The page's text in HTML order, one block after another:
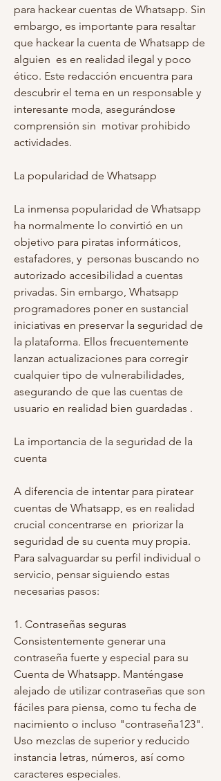
para hackear cuentas de Whatsapp. Sin
embargo, es importante para resaltar
que hackear la cuenta de Whatsapp de
alguien  es en realidad ilegal y poco
ético. Este redacción encuentra para
descubrir el tema en un responsable y
interesante moda, asegurándose
comprensión sin  motivar prohibido
actividades.
La popularidad de Whatsapp
La inmensa popularidad de Whatsapp
ha normalmente lo convirtió en un
objetivo para piratas informáticos,
estafadores, y  personas buscando no
autorizado accesibilidad a cuentas
privadas. Sin embargo, Whatsapp
programadores poner en sustancial
iniciativas en preservar la seguridad de
la plataforma. Ellos frecuentemente
lanzan actualizaciones para corregir
cualquier tipo de vulnerabilidades,
asegurando de que las cuentas de
usuario en realidad bien guardadas .
La importancia de la seguridad de la
cuenta
A diferencia de intentar para piratear
cuentas de Whatsapp, es en realidad
crucial concentrarse en  priorizar la
seguridad de su cuenta muy propia.
Para salvaguardar su perfil individual o
servicio, pensar siguiendo estas
necesarias pasos:
1. Contraseñas seguras
Consistentemente generar una
contraseña fuerte y especial para su
Cuenta de Whatsapp. Manténgase
alejado de utilizar contraseñas que son
fáciles para piensa, como tu fecha de
nacimiento o incluso "contraseña123".
Uso mezclas de superior y reducido
instancia letras, números, así como
caracteres especiales.